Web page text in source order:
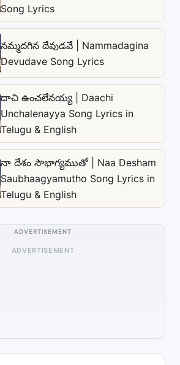
Song Lyrics
నమ్మదగిన దేవుడవే | Nammadagina
Devudave Song Lyrics
దాచి ఉంచలేనయ్య | Daachi
Unchalenayya Song Lyrics in
Telugu & English
నా దేశం సౌభాగ్యముతో | Naa Desham
Saubhaagyamutho Song Lyrics in
Telugu & English
ADVERTISEMENT
ADVERTISEMENT